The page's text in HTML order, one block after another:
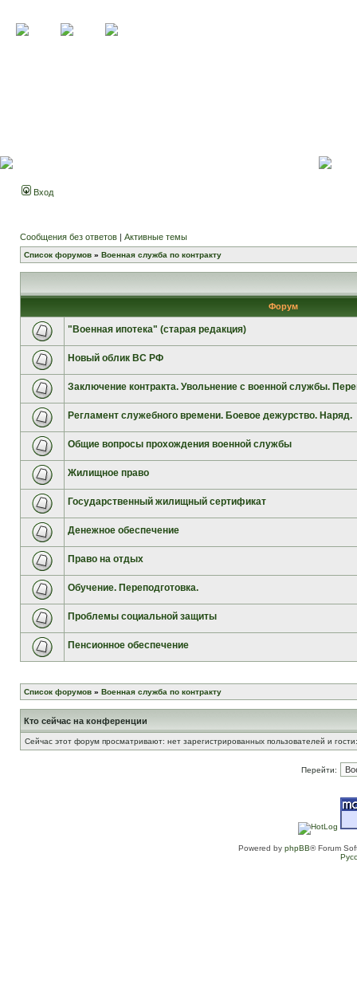
Вход
Сообщения без ответов | Активные темы
Список форумов » Военная служба по контракту
Форум
"Военная ипотека" (старая редакция)
Новый облик ВС РФ
Заключение контракта. Увольнение с военной службы.
Регламент служебного времени. Боевое дежурство. Наряд.
Общие вопросы прохождения военной службы
Жилищное право
Государственный жилищный сертификат
Денежное обеспечение
Право на отдых
Обучение. Переподготовка.
Проблемы социальной защиты
Пенсионное обеспечение
Список форумов » Военная служба по контракту
Кто сейчас на конференции
Сейчас этот форум просматривают: нет зарегистрированных пользователей и
Перейти:
Powered by phpBB® Forum